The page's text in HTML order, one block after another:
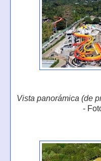
Vista panorámica (de
-